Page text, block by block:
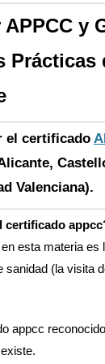
APPCC y
Prácticas
el certificado
Valenciana).
certificado
esta materia es
sanidad (la visita
appcc